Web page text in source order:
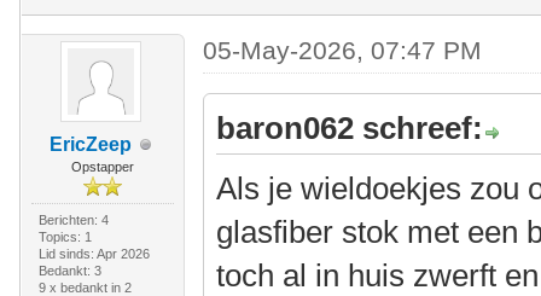
EricZeep
Opstapper
Berichten: 4
Topics: 1
Lid sinds: Apr 2026
Bedankt: 3
9 x bedankt in 2
05-May-2026, 07:47 PM
baron062 schreef:
Als je wieldoekjes zou
glasfiber stok met een
toch al in huis zwerft